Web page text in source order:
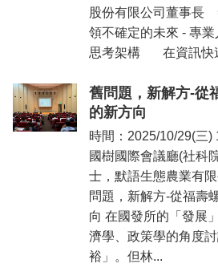
股份有限公司董事長
領不確定的未來 - 專
思考架構 在資訊快
舊問題，新解方-從
的新方向
時間：2025/10/29(三)
國樹國際會議廳(社科
士，默語生態農業有
問題，新解方-從福壽
向 在國發所的「發展
濟學、政策學的角度
裕」。但林...